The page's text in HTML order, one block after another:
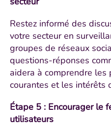
Restez informé des
votre secteur en
groupes de réseaux
questions-réponses
aidera à comprendre les
courantes et les intérêts
Étape 5 : Encourager le
utilisateurs